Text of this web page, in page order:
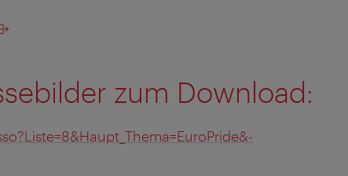
zum Download: